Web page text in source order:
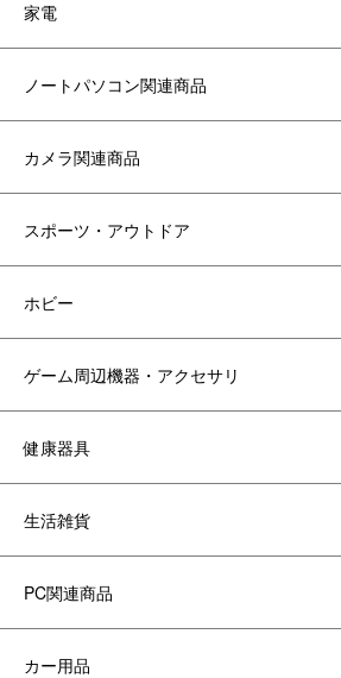
家電
ノートパソコン関連商品
カメラ関連商品
スポーツ・アウトドア
ホビー
ゲーム周辺機器・アクセサリ
健康器具
生活雑貨
PC関連商品
カー用品